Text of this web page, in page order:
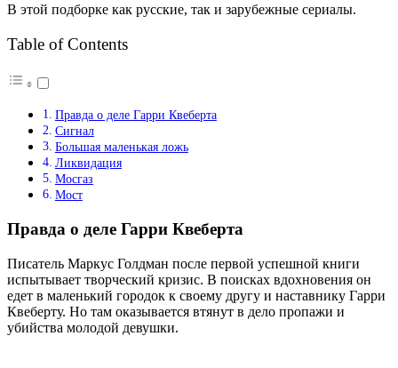
В этой подборке как русские, так и зарубежные сериалы.
Table of Contents
Правда о деле Гарри Квеберта
Сигнал
Большая маленькая ложь
Ликвидация
Мосгаз
Мост
Правда о деле Гарри Квеберта
Писатель Маркус Голдман после первой успешной книги
испытывает творческий кризис. В поисках вдохновения он
едет в маленький городок к своему другу и наставнику Гарри
Квеберту. Но там оказывается втянут в дело пропажи и
убийства молодой девушки.